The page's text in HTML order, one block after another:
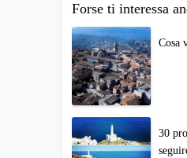
Forse ti interessa
Cosa
30